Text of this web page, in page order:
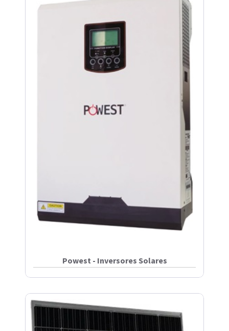
Powest - Inversores Solares